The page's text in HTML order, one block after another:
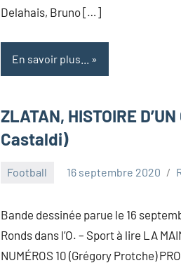
Delahais, Bruno […]
En savoir plus...
ZLATAN, HISTOIRE
Castaldi)
Football 16 septembre 2020
Bande dessinée parue le 16
Ronds dans l’O. – Sport à lire LA
NUMÉROS 10 (Grégory Protche)